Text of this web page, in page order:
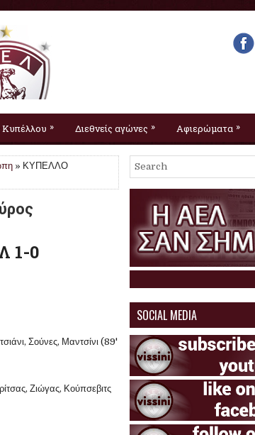
» Διεθνείς αγώνες » Αφιερώματα »
» ΚΥΠΕΛΛΟ
1-0
Σούνες, Μαντσίνι (89'
Ζιώγας, Κούπσεβιτς
SOCIAL MEDIA